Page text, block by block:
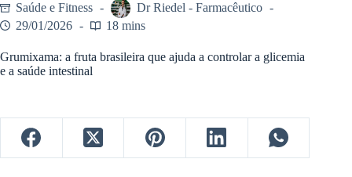
Saúde e Fitness
Dr Riedel - Farmacêutico
29/01/2026
18 mins
Grumixama: a fruta brasileira que ajuda a controlar a glicemia
e a saúde intestinal